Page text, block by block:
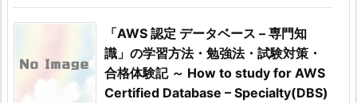
「AWS 認定 データベース – 専門知
識」の学習方法・勉強法・試験対策・
合格体験記 ～ How to study for AWS
Certified Database – Specialty(DBS)